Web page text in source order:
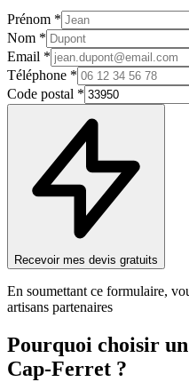
Prénom *
Nom *
Email *
Téléphone *
Code postal *
Recevoir mes devis gratuits
En soumettant ce formulaire,
artisans partenaires
Pourquoi choisir un
Cap-Ferret ?